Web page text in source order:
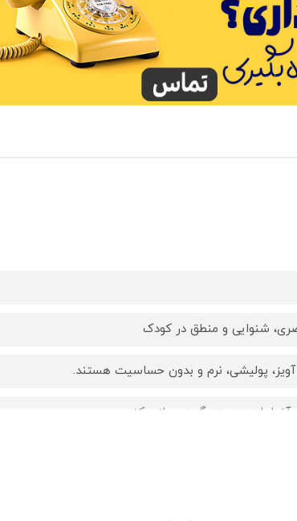
شنوایی و منطق در کودک
پولیشی، نرم و بدون حساسیت هستند.
آنها را در دست بگیرد و بازی کند.